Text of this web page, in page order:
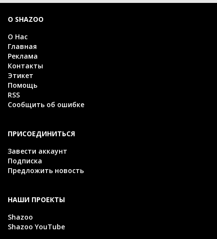
О SHAZOO
О Нас
Главная
Реклама
Контакты
Этикет
Помощь
RSS
Сообщить об ошибке
ПРИСОЕДИНИТЬСЯ
Завести аккаунт
Подписка
Предложить новость
НАШИ ПРОЕКТЫ
Shazoo
Shazoo YouTube